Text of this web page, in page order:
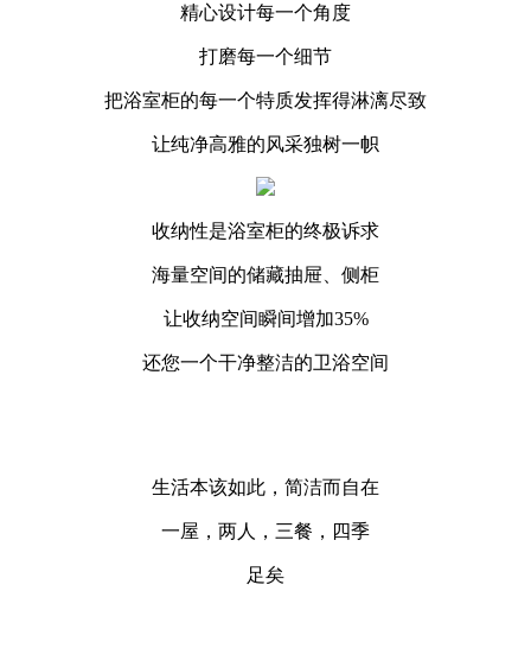
精心设计每一个角度
打磨每一个细节
把浴室柜的每一个特质发挥得淋漓尽致
让纯净高雅的风采独树一帜
收纳性是浴室柜的终极诉求
海量空间的储藏抽屉、侧柜
让收纳空间瞬间增加35%
还您一个干净整洁的卫浴空间
生活本该如此，简洁而自在
一屋，两人，三餐，四季
足矣